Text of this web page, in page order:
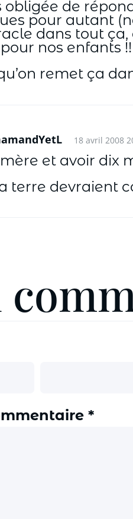
obligée de
pour autant
dans tout
nos enfants
remet ça
18 avril 2008
et avoir dix
terre devraient
*